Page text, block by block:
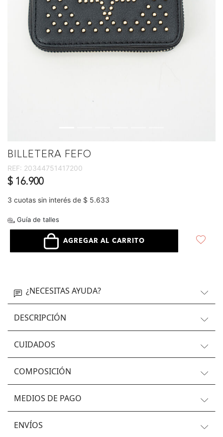
BILLETERA FEFO
REF: 20344751417200
$ 16.900
3 cuotas sin interés de $ 5.633
Guía de talles
AGREGAR AL CARRITO
¿NECESITAS AYUDA?
DESCRIPCIÓN
CUIDADOS
COMPOSICIÓN
MEDIOS DE PAGO
ENVÍOS